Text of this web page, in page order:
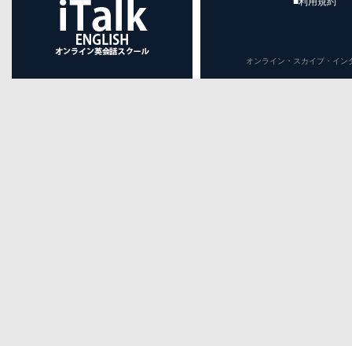
オンライン・スカイプ・イ